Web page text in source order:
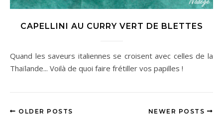
CAPELLINI AU CURRY VERT DE BLETTES
Quand les saveurs italiennes se croisent avec celles de la
Thaïlande... Voilà de quoi faire frétiller vos papilles !
OLDER POSTS NEWER POSTS